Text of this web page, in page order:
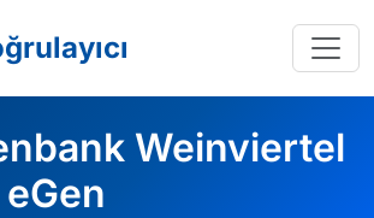
Weinviertel